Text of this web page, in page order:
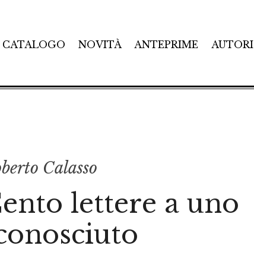
CATALOGO NOVITÀ ANTEPRIME AUTORI
Calasso
lettere a uno